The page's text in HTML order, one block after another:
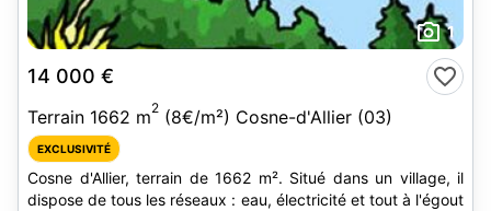
1
14 000 €
Terrain 1662 m2 (8€/m²) Cosne-d'Allier (03)
EXCLUSIVITÉ
Cosne d'Allier, terrain de 1662 m². Situé dans un village, il
dispose de tous les réseaux : eau, électricité et tout à l'égout